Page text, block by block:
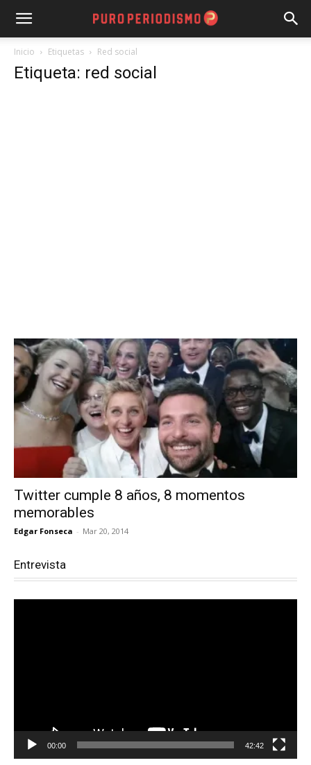
Inicio Etiquetas Red social
Etiqueta: red social
Twitter cumple 8 años, 8 momentos
memorables
Edgar Fonseca - Mar 20, 2014
Entrevista
00:00 42:42